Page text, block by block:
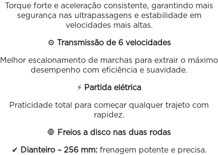
Torque forte e aceleração consistente, garantindo mais
segurança nas ultrapassagens e estabilidade em
velocidades mais altas.
⚙️ Transmissão de 6 velocidades
Melhor escalonamento de marchas para extrair o máximo
desempenho com eficiência e suavidade.
⚡ Partida elétrica
Praticidade total para começar qualquer trajeto com
rapidez.
🛑 Freios a disco nas duas rodas
✔ Dianteiro – 256 mm:frenagem potente e precisa.